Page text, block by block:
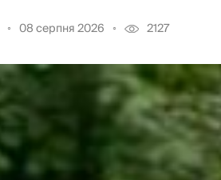
08 серпня 2026 2127